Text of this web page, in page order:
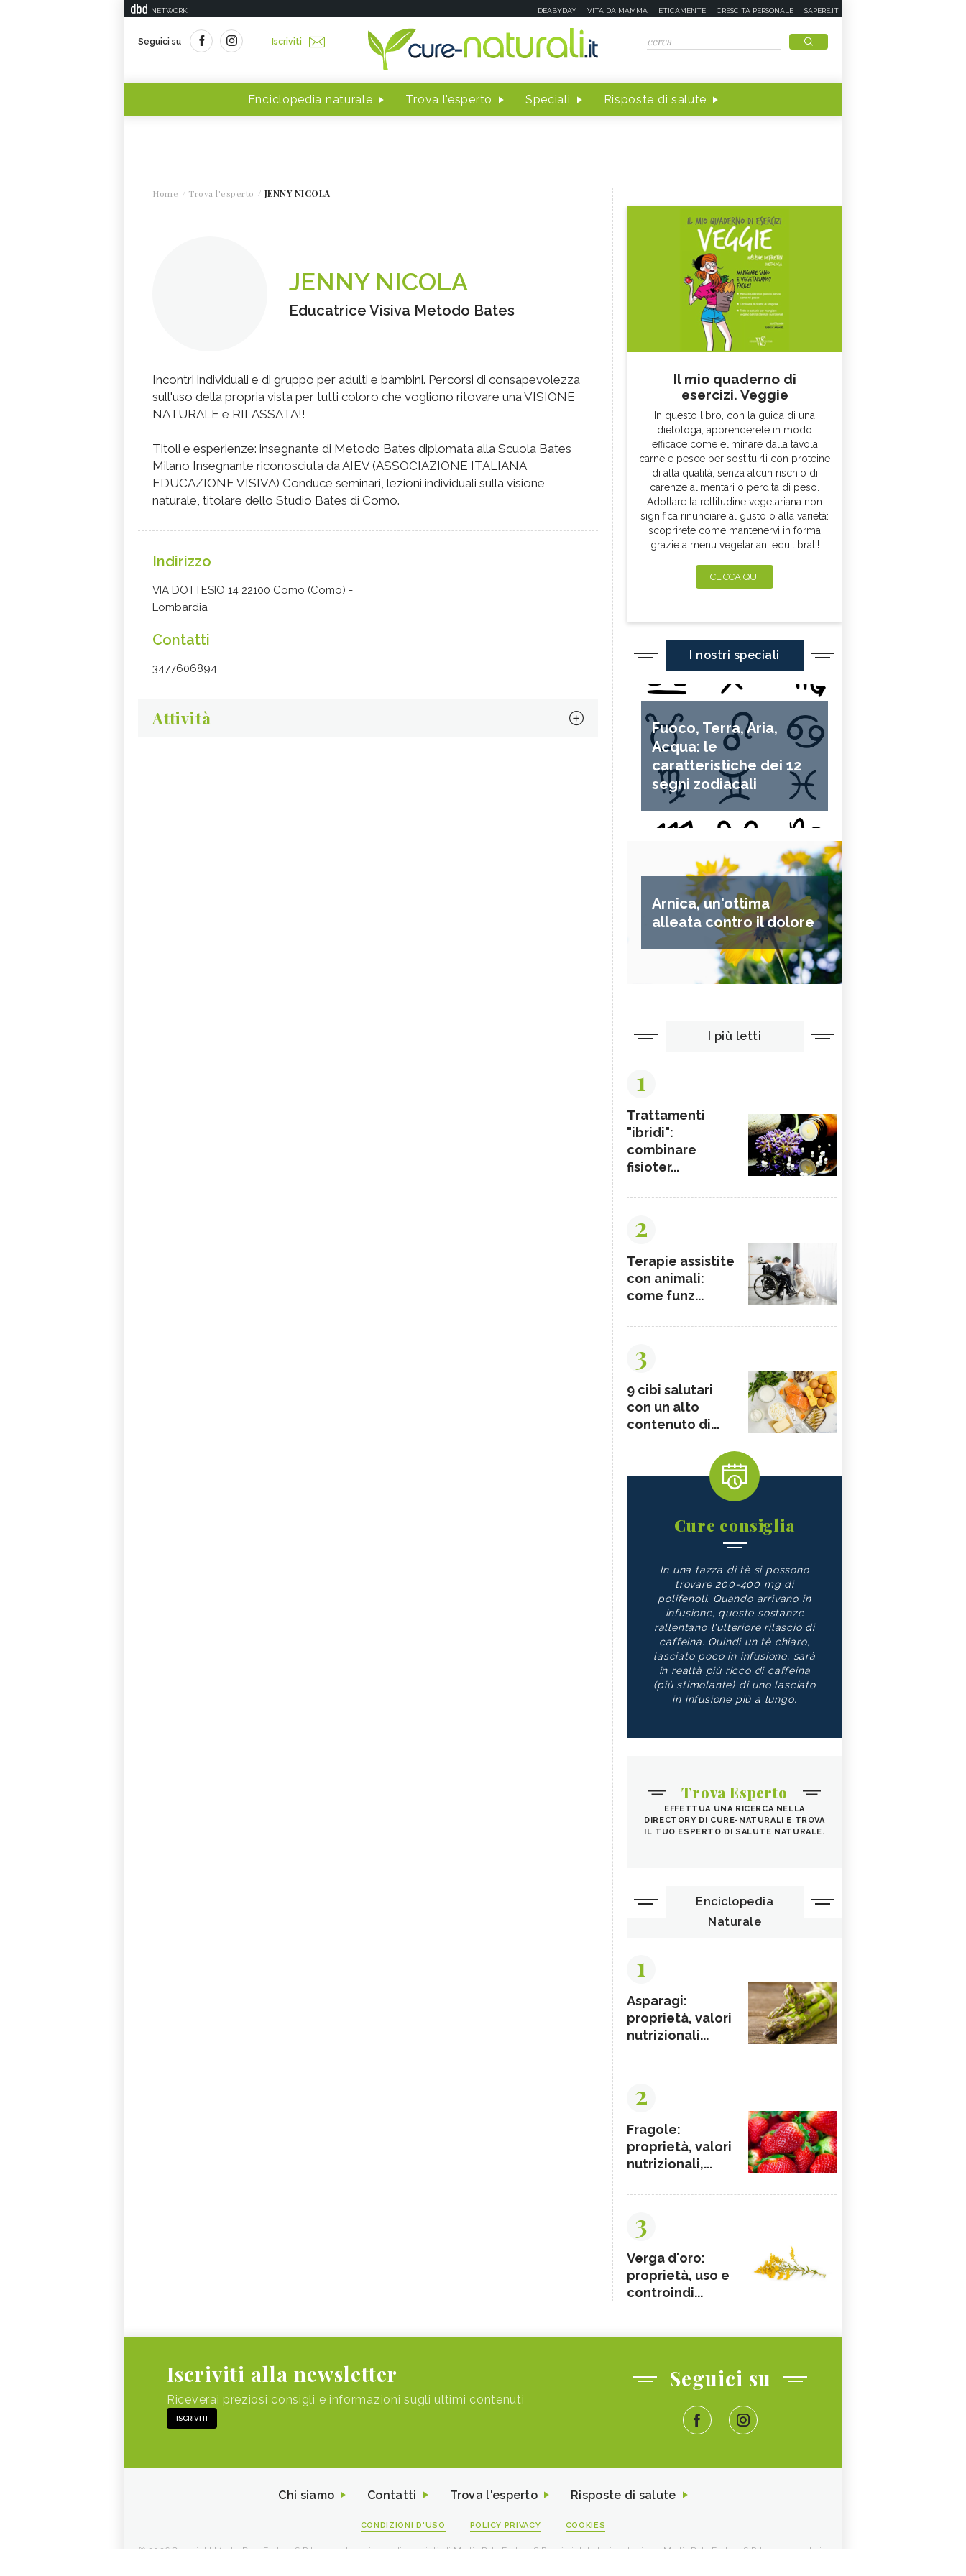
NETWORK DEABYDAY VITA DA MAMMA ETICAMENTE CRESCITA PERSONALE SAPERE.IT
Seguici su Iscriviti
Enciclopedia naturale Trova l'esperto Speciali Risposte di salute
Home Trova l'esperto JENNY NICOLA
JENNY NICOLA
Educatrice Visiva Metodo Bates
Incontri individuali e di gruppo per adulti e bambini. Percorsi di consapevolezza
sull'uso della propria vista per tutti coloro che vogliono ritovare una VISIONE
NATURALE e RILASSATA!!
Titoli e esperienze: insegnante di Metodo Bates diplomata alla Scuola Bates
Milano Insegnante riconosciuta da AIEV (ASSOCIAZIONE ITALIANA
EDUCAZIONE VISIVA) Conduce seminari, lezioni individuali sulla visione
naturale, titolare dello Studio Bates di Como.
Indirizzo
VIA DOTTESIO 14 22100 Como (Como) -
Lombardia
Contatti
3477606894
Attività
Il mio quaderno di
esercizi. Veggie
In questo libro, con la guida di una
dietologa, apprenderete in modo
efficace come eliminare dalla tavola
carne e pesce per sostituirli con proteine
di alta qualità, senza alcun rischio di
carenze alimentari o perdita di peso.
Adottare la rettitudine vegetariana non
significa rinunciare al gusto o alla varietà:
scoprirete come mantenervi in forma
grazie a menu vegetariani equilibrati!
CLICCA QUI
I nostri speciali
Fuoco, Terra, Aria,
Acqua: le
caratteristiche dei 12
segni zodiacali
Arnica, un'ottima
alleata contro il dolore
I più letti
1
Trattamenti
"ibridi":
combinare
fisioter...
2
Terapie assistite
con animali:
come funz...
3
9 cibi salutari
con un alto
contenuto di...
Cure consiglia
In una tazza di tè si possono
trovare 200-400 mg di
polifenoli. Quando arrivano in
infusione, queste sostanze
rallentano l'ulteriore rilascio di
caffeina. Quindi un tè chiaro,
lasciato poco in infusione, sarà
in realtà più ricco di caffeina
(più stimolante) di uno lasciato
in infusione più a lungo.
Trova Esperto
EFFETTUA UNA RICERCA NELLA
DIRECTORY DI CURE-NATURALI E TROVA
IL TUO ESPERTO DI SALUTE NATURALE.
Enciclopedia
Naturale
1
Asparagi:
proprietà, valori
nutrizionali...
2
Fragole:
proprietà, valori
nutrizionali,...
3
Verga d'oro:
proprietà, uso e
controindi...
Iscriviti alla newsletter
Riceverai preziosi consigli e informazioni sugli ultimi contenuti
ISCRIVITI
Seguici su
Chi siamo Contatti Trova l'esperto Risposte di salute
CONDIZIONI D'USO POLICY PRIVACY COOKIES
© 2026 Copyright Media Data Factory S.R.L. - I contenuti sono di proprietà di Media Data Factory S.R.L, è vietata la riproduzione. Media Data Factory S.R.L. sede legale in